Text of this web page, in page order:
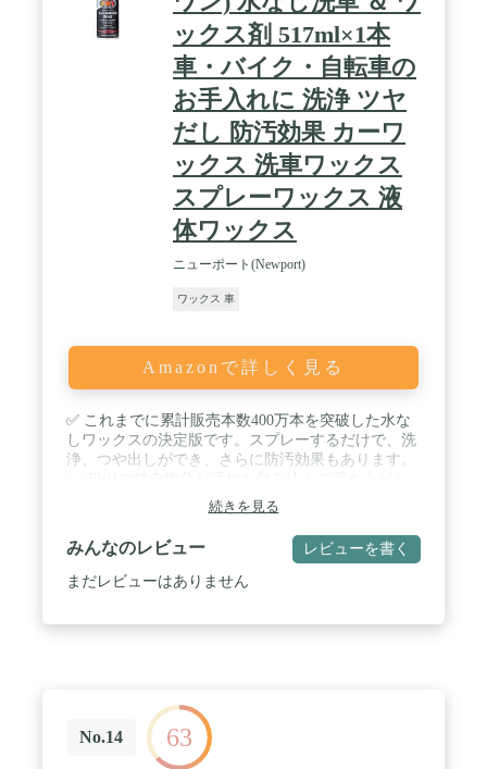
ックス剤 517ml×1本
車・バイク・自転車の
お手入れに 洗浄 ツヤ
だし 防汚効果 カーワ
ックス 洗車ワックス
スプレーワックス 液
体ワックス
ニューポート(Newport)
ワックス 車
Amazonで詳しく見る
✅ これまでに累計販売本数400万本を突破した水な
しワックスの決定版です。スプレーするだけで、洗
浄、つや出しができ、さらに防汚効果もあります。
せます。その後、タオルで拭きとり、さらにマイク
ロファイバー等の柔らかいタオルや布で磨き上げる
と塗布した面にツヤがでてワックス皮膜ができま
す。 愛車のお手入れが簡単に！ / ✅タール汚れ、油
汚れに強く、ボディの汚れ、ホイールの汚れや虫の
続きを見る
みんなのレビュー レビューを書く
まだレビューはありません
No.14 63